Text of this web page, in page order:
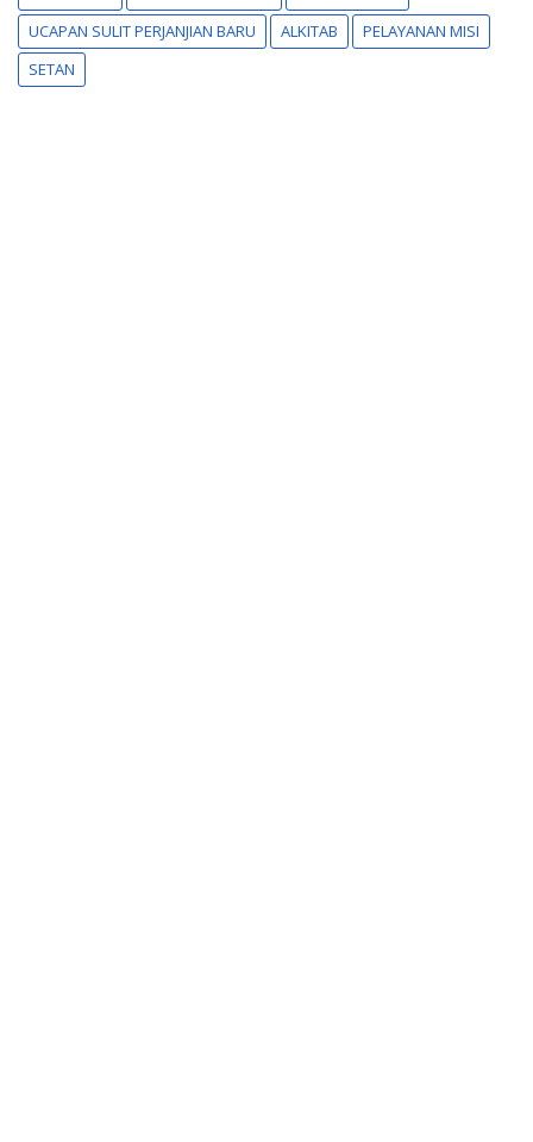
UCAPAN SULIT PERJANJIAN BARU
ALKITAB
PELAYANAN MISI
SETAN